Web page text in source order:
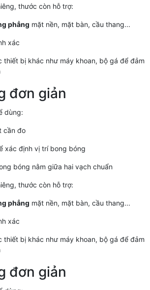
thước còn hỗ trợ:
phẳng mặt nền, mặt bàn, cầu thang...
xác
thiết bị khác như máy khoan, bộ gá để đảm
đơn giản
dùng:
cần đo
xác định vị trí bong bóng
bóng nằm giữa hai vạch chuẩn
thước còn hỗ trợ:
phẳng mặt nền, mặt bàn, cầu thang...
xác
thiết bị khác như máy khoan, bộ gá để đảm
đơn giản